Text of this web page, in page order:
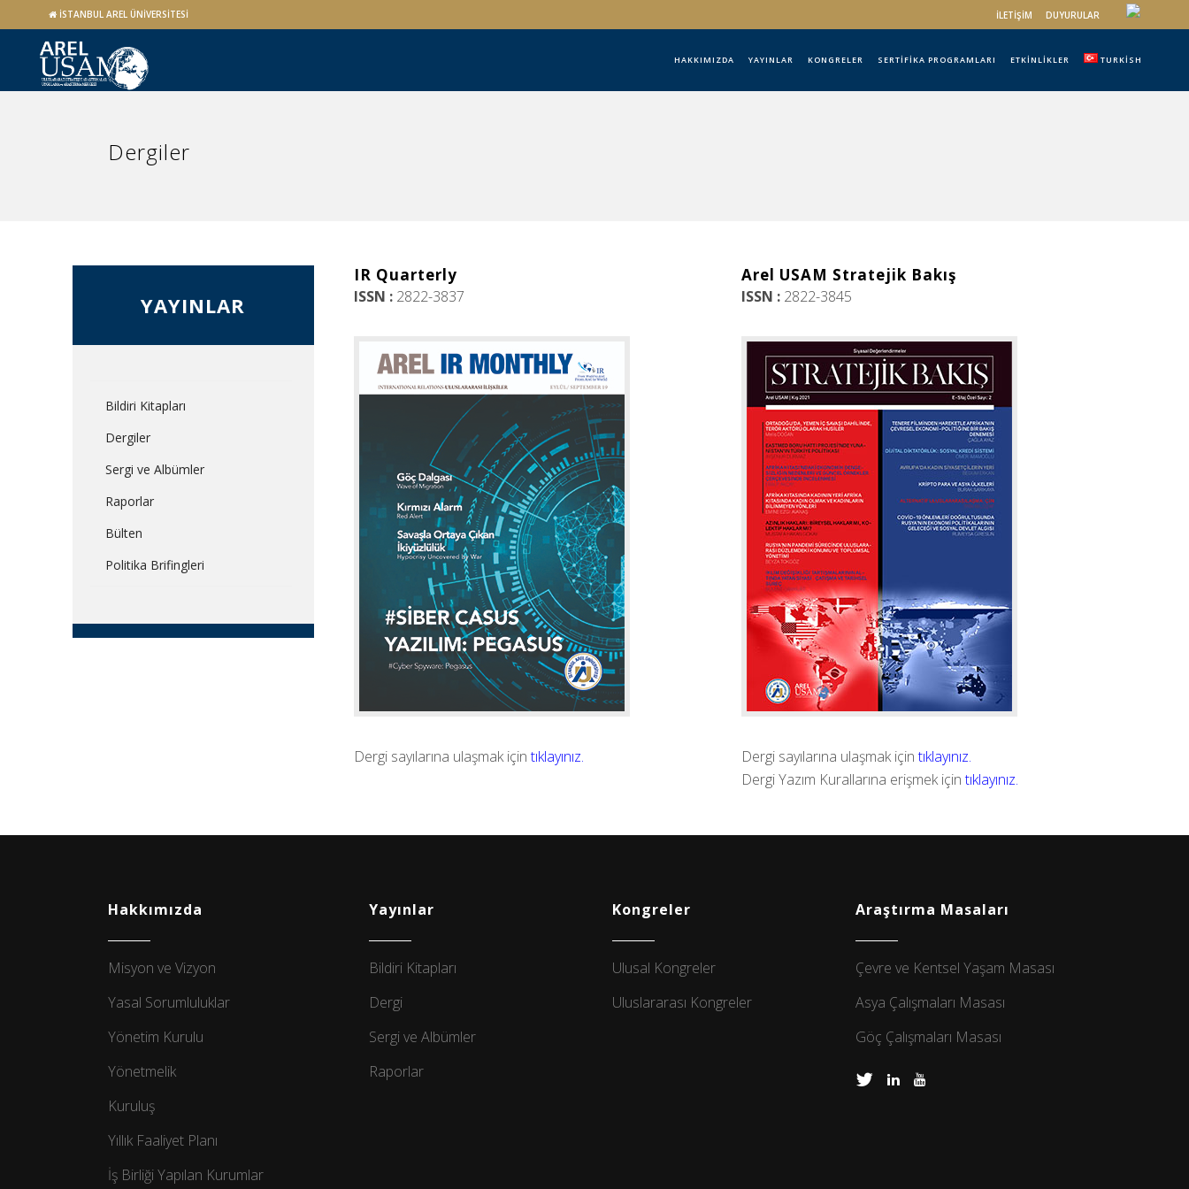
İSTANBUL AREL ÜNİVERSİTESİ İLETIŞIM DUYURULAR
HAKKIMIZDA YAYINLAR KONGRELER SERTIFIKA PROGRAMLARI ETKINLIKLER TURKISH
Dergiler
YAYINLAR
Bildiri Kitapları
Dergiler
Sergi ve Albümler
Raporlar
Bülten
Politika Brifingleri
IR Quarterly
ISSN :2822-3837
Dergi sayılarına ulaşmak içintıklayınız.
Arel USAM Stratejik Bakış
ISSN : 2822-3845
Dergi sayılarına ulaşmak içintıklayınız.
Dergi Yazım Kurallarına erişmek için tıklayınız.
Hakkımızda
Misyon ve Vizyon
Yasal Sorumluluklar
Yönetim Kurulu
Yönetmelik
Kuruluş
Yıllık Faaliyet Planı
İş Birliği Yapılan Kurumlar
Yayınlar
Bildiri Kitapları
Dergi
Sergi ve Albümler
Raporlar
Kongreler
Ulusal Kongreler
Uluslararası Kongreler
Araştırma Masaları
Çevre ve Kentsel Yaşam Masası
Asya Çalışmaları Masası
Göç Çalışmaları Masası